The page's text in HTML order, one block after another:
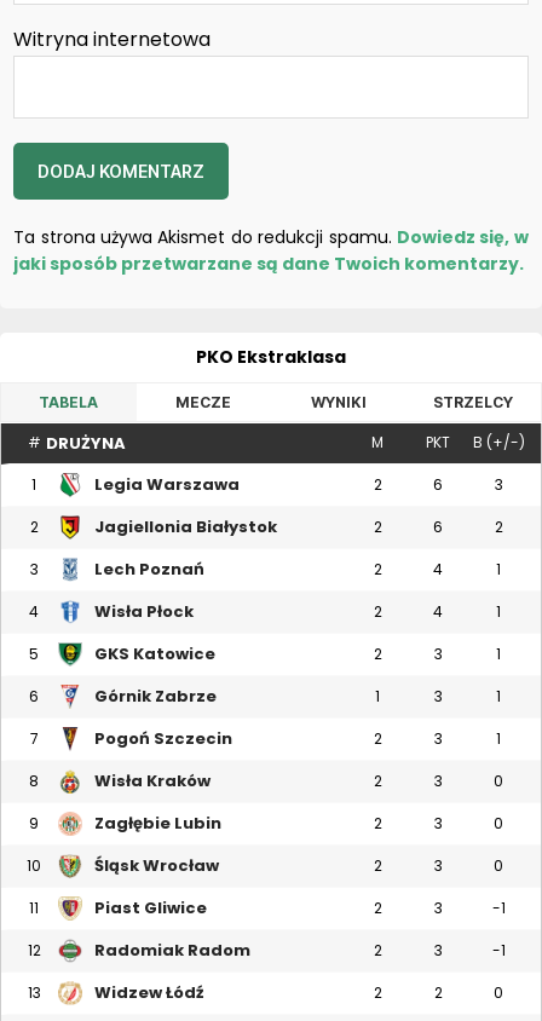
Witryna internetowa
Ta strona używa Akismet do redukcji spamu. Dowiedz się, w
jaki sposób przetwarzane są dane Twoich komentarzy.
PKO Ekstraklasa
TABELA MECZE WYNIKI STRZELCY
# DRUŻYNA M PKT B (+/-)
1 Legia Warszawa 2 6 3
2 Jagiellonia Białystok 2 6 2
3 Lech Poznań 2 4 1
4 Wisła Płock 2 4 1
5 GKS Katowice 2 3 1
6 Górnik Zabrze 1 3 1
7 Pogoń Szczecin 2 3 1
8 Wisła Kraków 2 3 0
9 Zagłębie Lubin 2 3 0
10 Śląsk Wrocław 2 3 0
11 Piast Gliwice 2 3 -1
12 Radomiak Radom 2 3 -1
13 Widzew Łódź 2 2 0